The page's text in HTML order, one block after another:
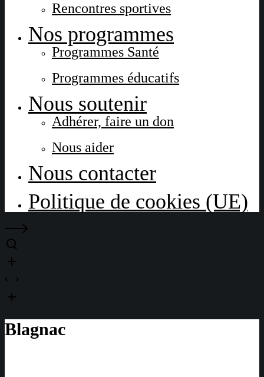
Rencontres sportives
Nos programmes
Programmes Santé
Programmes éducatifs
Nous soutenir
Adhérer, faire un don
Nous aider
Nous contacter
Politique de cookies (UE)
Blagnac